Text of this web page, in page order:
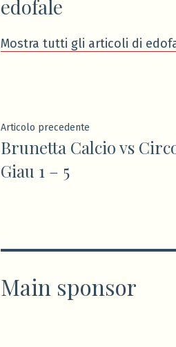
edofale
Mostra tutti gli articoli di
Navigazione
articoli
Articolo precedenteArticolo
precedente:
Brunetta Calcio vs
Giau 1 – 5
Main sponsor